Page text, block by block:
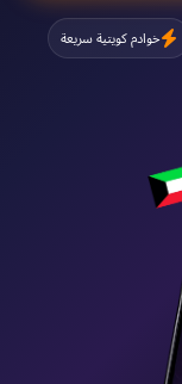
خوادم كويتية سريعة